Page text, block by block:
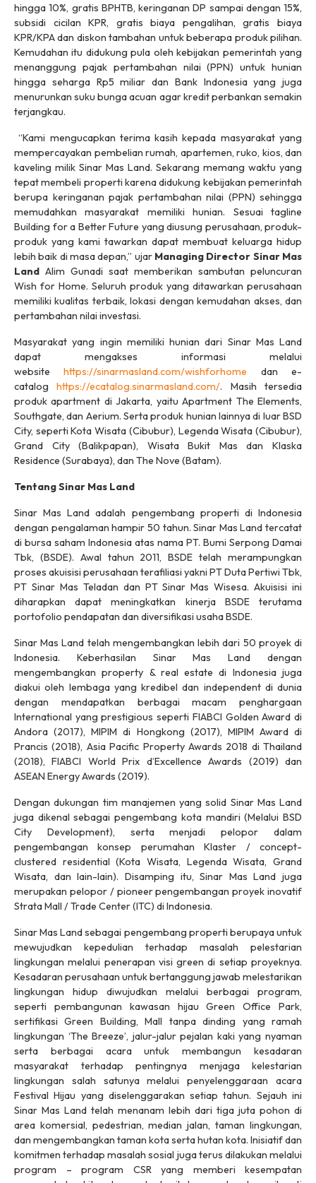
hingga 10%, gratis BPHTB, keringanan DP sampai dengan 15%,
subsidi cicilan KPR, gratis biaya pengalihan, gratis biaya
KPR/KPA dan diskon tambahan untuk beberapa produk pilihan.
Kemudahan itu didukung pula oleh kebijakan pemerintah yang
menanggung pajak pertambahan nilai (PPN) untuk hunian
hingga seharga Rp5 miliar dan Bank Indonesia yang juga
menurunkan suku bunga acuan agar kredit perbankan semakin
terjangkau.
“Kami mengucapkan terima kasih kepada masyarakat yang
mempercayakan pembelian rumah, apartemen, ruko, kios, dan
kaveling milik Sinar Mas Land. Sekarang memang waktu yang
tepat membeli properti karena didukung kebijakan pemerintah
berupa keringanan pajak pertambahan nilai (PPN) sehingga
memudahkan masyarakat memiliki hunian. Sesuai tagline
Building for a Better Future yang diusung perusahaan, produk-
produk yang kami tawarkan dapat membuat keluarga hidup
lebih baik di masa depan,” ujar Managing Director Sinar Mas
Land Alim Gunadi saat memberikan sambutan peluncuran
Wish for Home. Seluruh produk yang ditawarkan perusahaan
memiliki kualitas terbaik, lokasi dengan kemudahan akses, dan
pertambahan nilai investasi.
Masyarakat yang ingin memiliki hunian dari Sinar Mas Land
dapat mengakses informasi melalui
websitehttps://sinarmasland.com/wishforhome dan e-
cataloghttps://ecatalog.sinarmasland.com/. Masih tersedia
produk apartment di Jakarta, yaitu Apartment The Elements,
Southgate, dan Aerium. Serta produk hunian lainnya di luar BSD
City, seperti Kota Wisata (Cibubur), Legenda Wisata (Cibubur),
Grand City (Balikpapan), Wisata Bukit Mas dan Klaska
Residence (Surabaya), dan The Nove (Batam).
Tentang Sinar Mas Land
Sinar Mas Land adalah pengembang properti di Indonesia
dengan pengalaman hampir 50 tahun. Sinar Mas Land tercatat
di bursa saham Indonesia atas nama PT. Bumi Serpong Damai
Tbk, (BSDE). Awal tahun 2011, BSDE telah merampungkan
proses akuisisi perusahaan terafiliasi yakni PT Duta Pertiwi Tbk,
PT Sinar Mas Teladan dan PT Sinar Mas Wisesa. Akuisisi ini
diharapkan dapat meningkatkan kinerja BSDE terutama
portofolio pendapatan dan diversifikasi usaha BSDE.
Sinar Mas Land telah mengembangkan lebih dari 50 proyek di
Indonesia. Keberhasilan Sinar Mas Land dengan
mengembangkan property & real estate di Indonesia juga
diakui oleh lembaga yang kredibel dan independent di dunia
dengan mendapatkan berbagai macam penghargaan
International yang prestigious seperti FIABCI Golden Award di
Andora (2017), MIPIM di Hongkong (2017), MIPIM Award di
Prancis (2018), Asia Pacific Property Awards 2018 di Thailand
(2018), FIABCI World Prix d’Excellence Awards (2019) dan
ASEAN Energy Awards (2019).
Dengan dukungan tim manajemen yang solid Sinar Mas Land
juga dikenal sebagai pengembang kota mandiri (Melalui BSD
City Development), serta menjadi pelopor dalam
pengembangan konsep perumahan Klaster / concept-
clustered residential (Kota Wisata, Legenda Wisata, Grand
Wisata, dan lain-lain). Disamping itu, Sinar Mas Land juga
merupakan pelopor / pioneer pengembangan proyek inovatif
Strata Mall / Trade Center (ITC) di Indonesia.
Sinar Mas Land sebagai pengembang properti berupaya untuk
mewujudkan kepedulian terhadap masalah pelestarian
lingkungan melalui penerapan visi green di setiap proyeknya.
Kesadaran perusahaan untuk bertanggung jawab melestarikan
lingkungan hidup diwujudkan melalui berbagai program,
seperti pembangunan kawasan hijau Green Office Park,
sertifikasi Green Building, Mall tanpa dinding yang ramah
lingkungan ‘The Breeze’, jalur-jalur pejalan kaki yang nyaman
serta berbagai acara untuk membangun kesadaran
masyarakat terhadap pentingnya menjaga kelestarian
lingkungan salah satunya melalui penyelenggaraan acara
Festival Hijau yang diselenggarakan setiap tahun. Sejauh ini
Sinar Mas Land telah menanam lebih dari tiga juta pohon di
area komersial, pedestrian, median jalan, taman lingkungan,
dan mengembangkan taman kota serta hutan kota. Inisiatif dan
komitmen terhadap masalah sosial juga terus dilakukan melalui
program – program CSR yang memberi kesempatan